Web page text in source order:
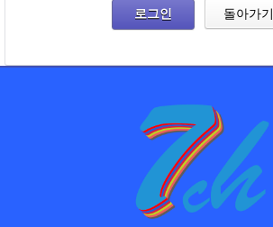
로그인 돌아가기